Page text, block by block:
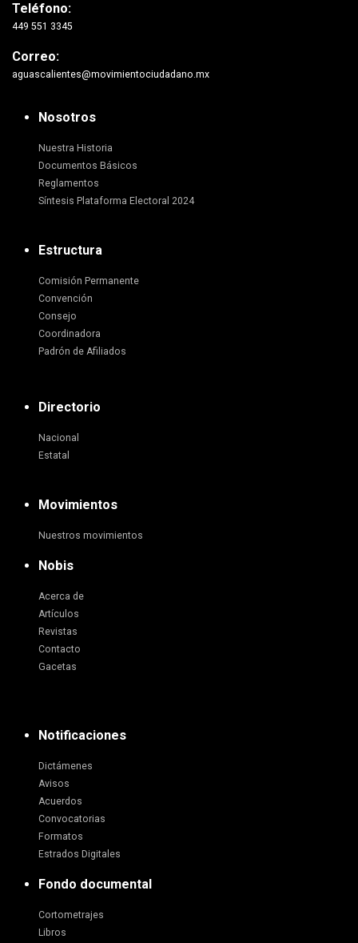
Teléfono:
449 551 3345
Correo:
aguascalientes@movimientociudadano.mx
Nosotros
Nuestra Historia
Documentos Básicos
Reglamentos
Síntesis Plataforma Electoral 2024
Estructura
Comisión Permanente
Convención
Consejo
Coordinadora
Padrón de Afiliados
Directorio
Nacional
Estatal
Movimientos
Nuestros movimientos
Nobis
Acerca de
Artículos
Revistas
Contacto
Gacetas
Notificaciones
Dictámenes
Avisos
Acuerdos
Convocatorias
Formatos
Estrados Digitales
Fondo documental
Cortometrajes
Libros